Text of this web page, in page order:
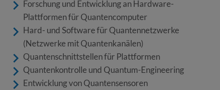
Forschung und Entwicklung an Hardware-
Plattformen für Quantencomputer
Hard- und Software für Quantennetzwerke
(Netzwerke mit Quantenkanälen)
Quantenschnittstellen für Plattformen
Quantenkontrolle und Quantum-Engineering
Entwicklung von Quantensensoren